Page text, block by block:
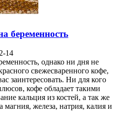
беременность
14
однако ни дня не
свежесваренного кофе,
заинтересовать. Ни для кого
кофе обладает такими
кальция из костей, а так же
магния, железа, натрия, калия и